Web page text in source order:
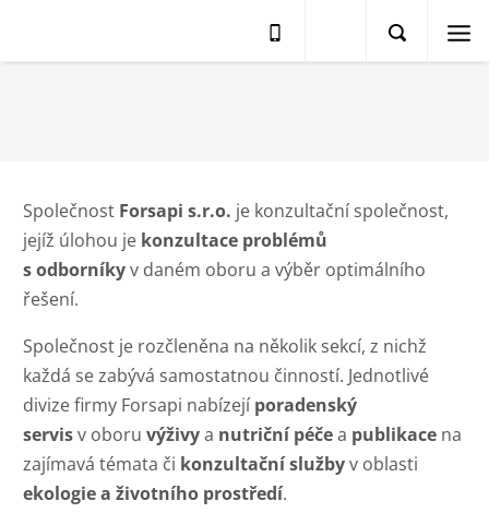
kongresy,
ekologie,
nakladatelství
Společnost Forsapi s.r.o. je konzultační společnost,
jejíž úlohou je konzultace problémů
s odborníkyv daném oboru a výběr optimálního
řešení.
Společnost je rozčleněna na několik sekcí, z nichž
každá se zabývá samostatnou činností. Jednotlivé
divize firmy Forsapi nabízejí poradenský
servisv oboruvýživya nutriční péčea publikace na
zajímavá témata či konzultační službyv oblasti
ekologie a životního prostředí.